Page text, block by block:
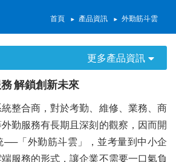
首頁 產品資訊 外勤筋斗雲
更多產品資訊
解鎖創新未來
整合商，對於考勤、維修、業務、商
勤服務有長期且深刻的觀察，因而開
──「外勤筋斗雲」，並考量到中小企
服務的形式，讓企業不需要一口氣負